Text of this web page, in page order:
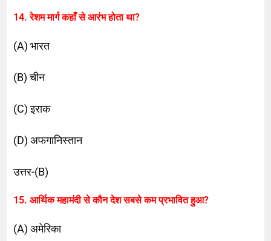
14. रेशम मार्ग कहाँ से आरंभ होता था?
(A) भारत
(B) चीन
(C) इराक
(D) अफगानिस्तान
उत्तर-(B)
15. आर्थिक महामंदी से कौन देश सबसे कम प्रभावित हुआ?
(A) अमेरिका